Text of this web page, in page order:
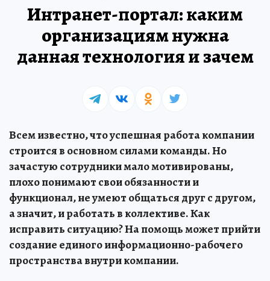
Интранет-портал: каким
организациям нужна
данная технология и зачем
Всем известно, что успешная работа компании
строится в основном силами команды. Но
зачастую сотрудники мало мотивированы,
плохо понимают свои обязанности и
функционал, не умеют общаться друг с другом,
а значит, и работать в коллективе. Как
исправить ситуацию? На помощь может прийти
создание единого информационно-рабочего
пространства внутри компании.